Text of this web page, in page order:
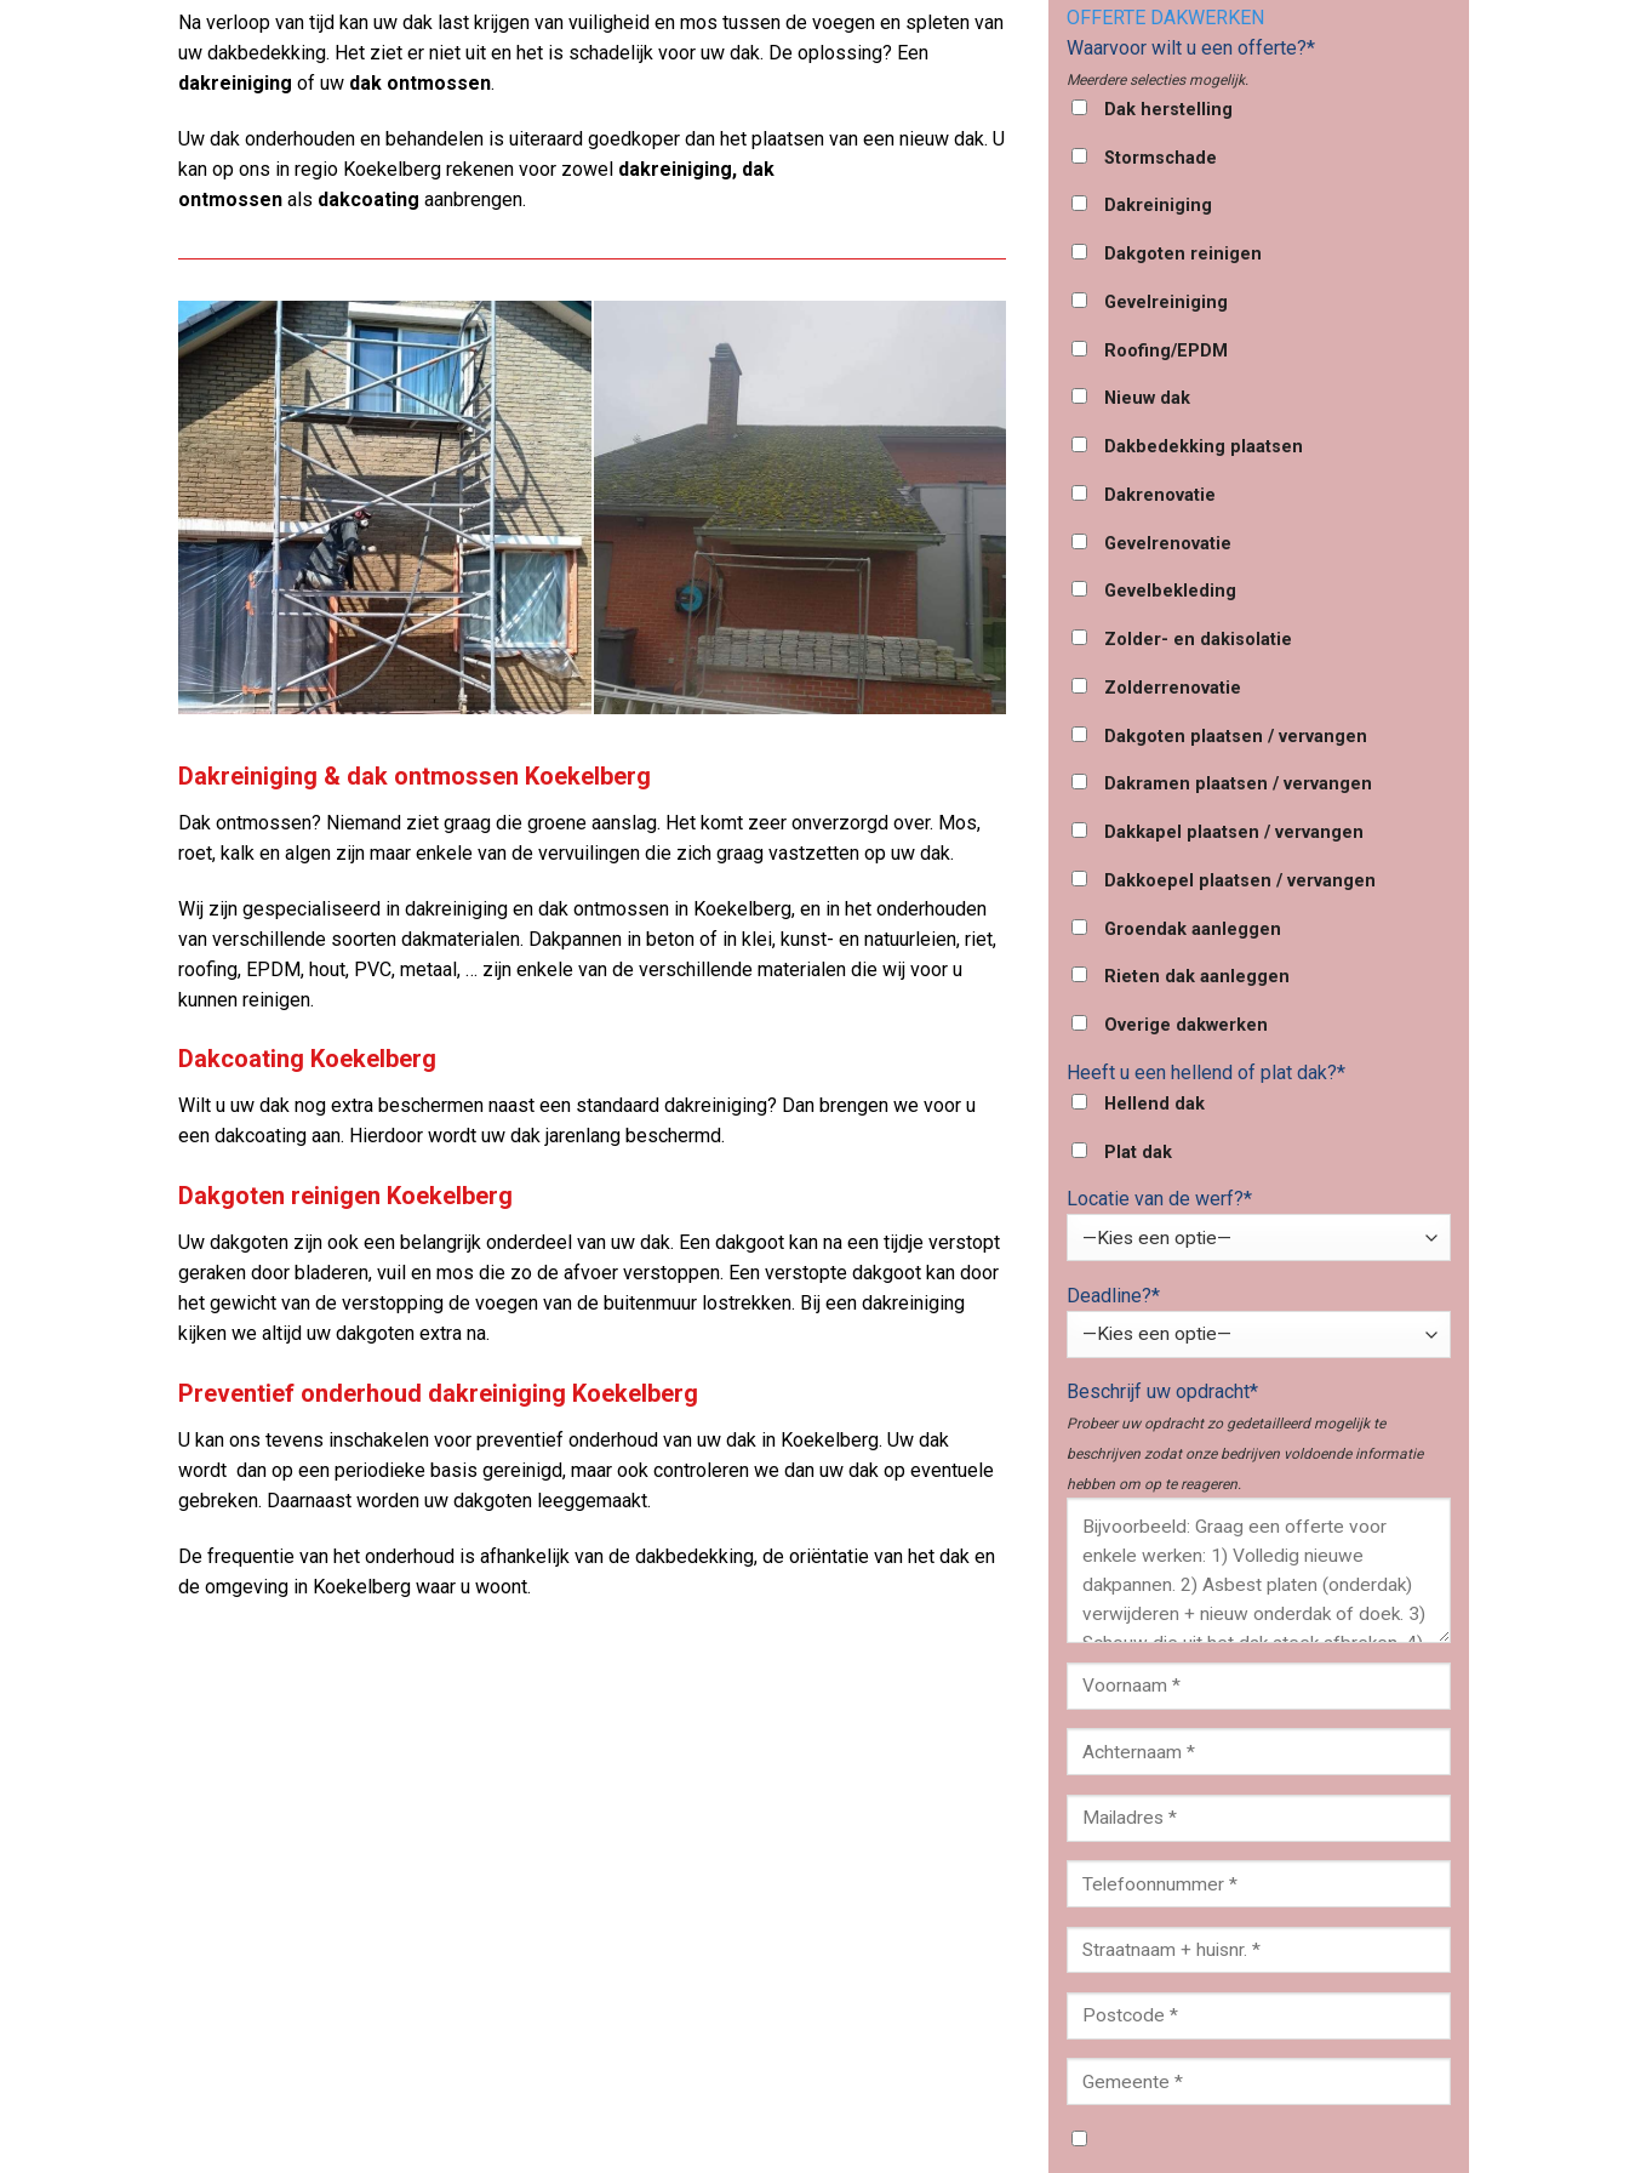
Na verloop van tijd kan uw dak last krijgen van vuiligheid en mos tussen de voegen en spleten van
uw dakbedekking. Het ziet er niet uit en het is schadelijk voor uw dak. De oplossing? Een
dakreiniging of uw dak ontmossen.
Uw dak onderhouden en behandelen is uiteraard goedkoper dan het plaatsen van een nieuw dak. U
kan op ons in regio Koekelberg rekenen voor zowel dakreiniging, dak
ontmossen als dakcoating aanbrengen.
Dakreiniging & dak ontmossen Koekelberg
Dak ontmossen? Niemand ziet graag die groene aanslag. Het komt zeer onverzorgd over. Mos,
roet, kalk en algen zijn maar enkele van de vervuilingen die zich graag vastzetten op uw dak.
Wij zijn gespecialiseerd in dakreiniging en dak ontmossen in Koekelberg, en in het onderhouden
van verschillende soorten dakmaterialen. Dakpannen in beton of in klei, kunst- en natuurleien, riet,
roofing, EPDM, hout, PVC, metaal, … zijn enkele van de verschillende materialen die wij voor u
kunnen reinigen.
Dakcoating Koekelberg
Wilt u uw dak nog extra beschermen naast een standaard dakreiniging? Dan brengen we voor u
een dakcoating aan. Hierdoor wordt uw dak jarenlang beschermd.
Dakgoten reinigen Koekelberg
Uw dakgoten zijn ook een belangrijk onderdeel van uw dak. Een dakgoot kan na een tijdje verstopt
geraken door bladeren, vuil en mos die zo de afvoer verstoppen. Een verstopte dakgoot kan door
het gewicht van de verstopping de voegen van de buitenmuur lostrekken. Bij een dakreiniging
kijken we altijd uw dakgoten extra na.
Preventief onderhoud dakreiniging Koekelberg
U kan ons tevens inschakelen voor preventief onderhoud van uw dak in Koekelberg. Uw dak
wordt dan op een periodieke basis gereinigd, maar ook controleren we dan uw dak op eventuele
gebreken. Daarnaast worden uw dakgoten leeggemaakt.
De frequentie van het onderhoud is afhankelijk van de dakbedekking, de oriëntatie van het dak en
de omgeving in Koekelberg waar u woont.
OFFERTE DAKWERKEN
Waarvoor wilt u een offerte?*
Meerdere selecties mogelijk.
Dak herstelling
Stormschade
Dakreiniging
Dakgoten reinigen
Gevelreiniging
Roofing/EPDM
Nieuw dak
Dakbedekking plaatsen
Dakrenovatie
Gevelrenovatie
Gevelbekleding
Zolder- en dakisolatie
Zolderrenovatie
Dakgoten plaatsen / vervangen
Dakramen plaatsen / vervangen
Dakkapel plaatsen / vervangen
Dakkoepel plaatsen / vervangen
Groendak aanleggen
Rieten dak aanleggen
Overige dakwerken
Heeft u een hellend of plat dak?*
Hellend dak
Plat dak
Locatie van de werf?*
Deadline?*
Beschrijf uw opdracht*
Probeer uw opdracht zo gedetailleerd mogelijk te
beschrijven zodat onze bedrijven voldoende informatie
hebben om op te reageren.